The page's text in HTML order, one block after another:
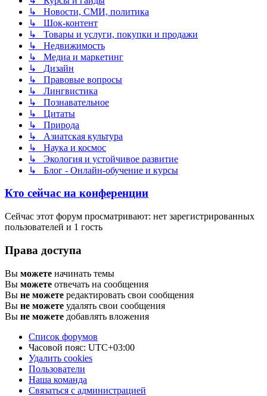
↳ Новости, СМИ, политика
↳ Шок-контент
↳ Товары и услуги, покупки и продажи
↳ Недвижимость
↳ Медиа и маркетинг
↳ Дизайн
↳ Правовые вопросы
↳ Лингвистика
↳ Познавательное
↳ Цитаты
↳ Природа
↳ Азиатская культура
↳ Наука и космос
↳ Экология и устойчивое развитие
↳ Блог - Онлайн-обучение и курсы
Кто сейчас на конференции
Сейчас этот форум просматривают: нет зарегистрированных
пользователей и 1 гость
Права доступа
Вы можете начинать темы
Вы можете отвечать на сообщения
Вы не можете редактировать свои сообщения
Вы не можете удалять свои сообщения
Вы не можете добавлять вложения
Список форумов
Часовой пояс: UTC+03:00
Удалить cookies
Пользователи
Наша команда
Связаться с администрацией